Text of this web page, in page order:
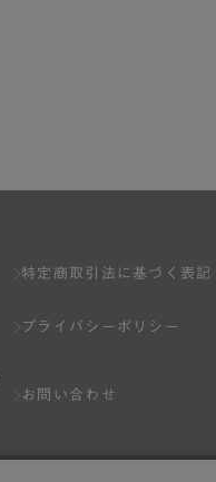
特定商取引法に基づく表記
プライバシーポリシー
お問い合わせ